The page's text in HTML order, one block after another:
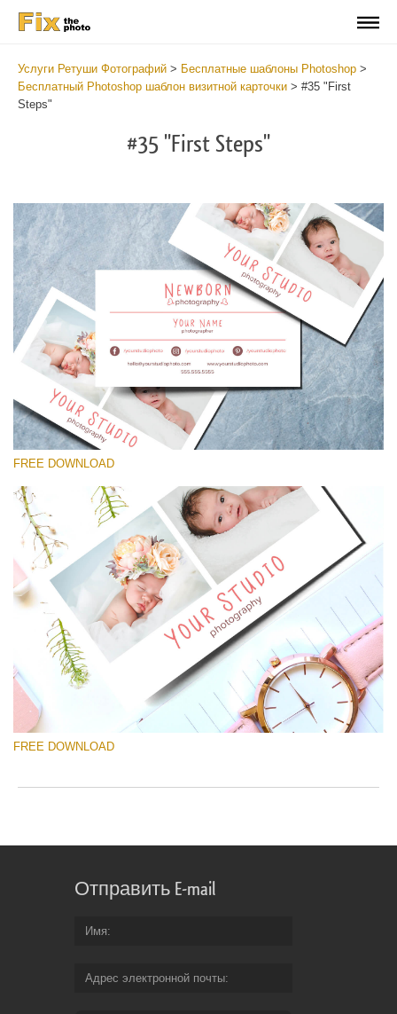
Услуги Ретуши Фотографий > Бесплатные шаблоны Photoshop >
Бесплатный Photoshop шаблон визитной карточки > #35 "First
Steps"
#35 "First Steps"
Выберите Вариант
Free Template #35
Newborn Photography Price List
Скачать Бесплатно
FREE DOWNLOAD
FREE DOWNLOAD
Отправить E-mail
Имя
Адрес электронной почты